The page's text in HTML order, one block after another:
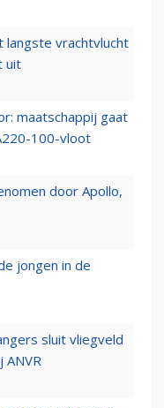
langste vrachtvlucht
uit
maatschappij gaat
100-vloot
door Apollo,
jongen in de
sluit vliegveld
ANVR